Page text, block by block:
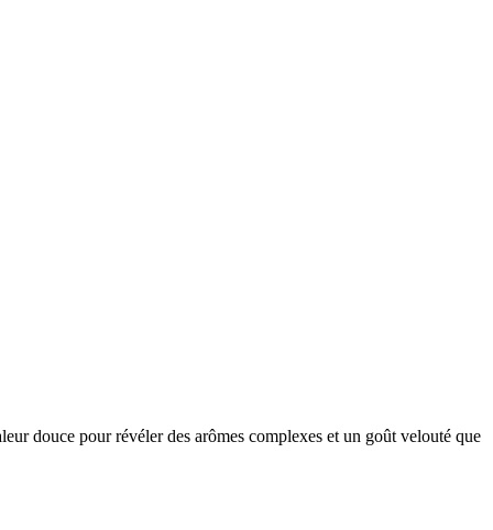
douce pour révéler des arômes complexes et un goût velouté que